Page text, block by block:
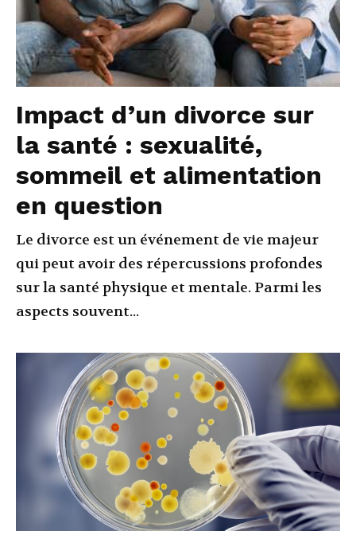
Impact d’un divorce sur
la santé : sexualité,
sommeil et alimentation
en question
Le divorce est un événement de vie majeur
qui peut avoir des répercussions profondes
sur la santé physique et mentale. Parmi les
aspects souvent...